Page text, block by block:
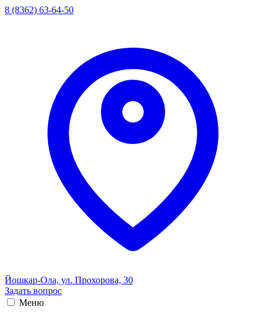
8 (8362) 63-64-50
Йошкар-Ола, ул. Прохорова, 30
Задать вопрос
Меню